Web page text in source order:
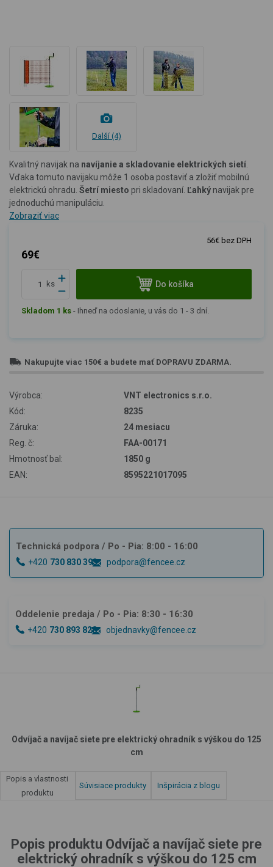
Další (4)
Kvalitný navijak na navíjanie a skladovanie elektrických sietí
Vďaka tomuto navijaku môže 1 osoba postaviť a zložiť mobilnú
elektrickú ohradu. Šetrí miesto pri skladovaní. Ľahký navijak pre
jednoduchú manipuláciu.
Zobraziť viac
69€
56€ bez DPH
ks Do košíka
Skladom 1 ks - Ihneď na odoslanie, u vás do 1 - 3 dní.
Nakupujte viac 150€ a budete mať DOPRAVU ZDARMA.
Výrobca:
VNT electronics s.r.o.
Kód:
8235
Záruka:
24 mesiacu
Reg. č:
FAA-00171
Hmotnosť bal:
1850 g
EAN:
8595221017095
Technická podpora / Po - Pia: 8:00 - 16:00
+420 730 830 393 podpora@fencee.cz
Oddelenie predaja / Po - Pia: 8:30 - 16:30
+420 730 893 828 objednavky@fencee.cz
Odvíjač a navíjač siete pre elektrický ohradník s výškou do 125
cm
Popis a vlastnosti
produktu
Súvisiace produkty Inšpirácia z blogu
Popis produktu Odvíjač a navíjač siete pre
elektrický ohradník s výškou do 125 cm